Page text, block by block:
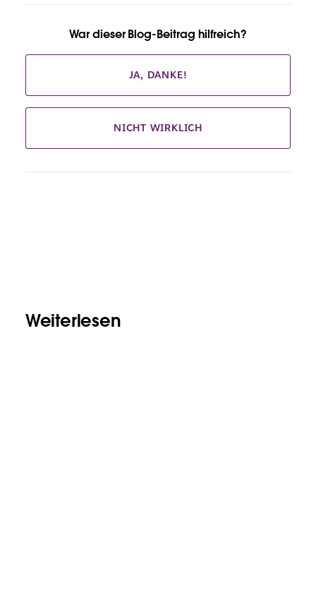
War dieser Blog-Beitrag hilfreich?
JA, DANKE!
NICHT WIRKLICH
Weiterlesen